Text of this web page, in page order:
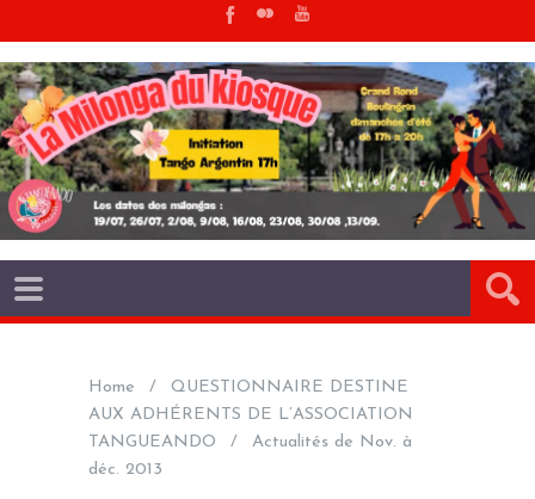
Home
QUESTIONNAIRE DESTINE
AUX ADHÉRENTS DE L’ASSOCIATION
TANGUEANDO
Actualités de Nov. à
déc. 2013